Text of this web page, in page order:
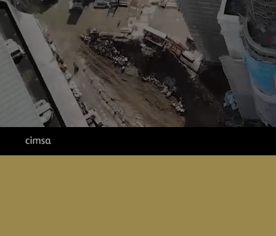
Digitalización
Automatización
Ingeniería
logo cimsa